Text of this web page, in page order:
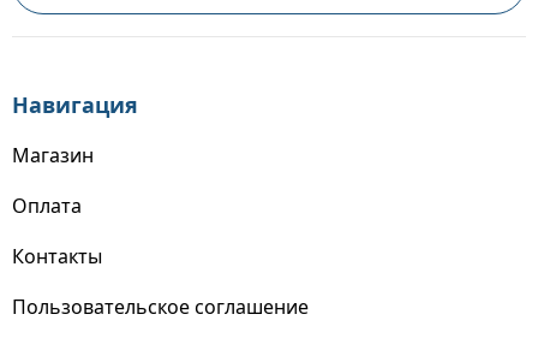
Навигация
Магазин
Оплата
Контакты
Пользовательское соглашение